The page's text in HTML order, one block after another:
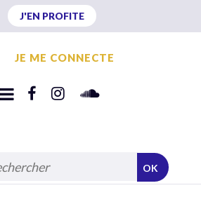
J'EN PROFITE
JE ME CONNECTE
OK